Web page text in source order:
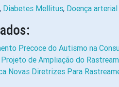
, Diabetes Mellitus, Doença
Precoce do Autismo na
de Ampliação do
Novas Diretrizes Para